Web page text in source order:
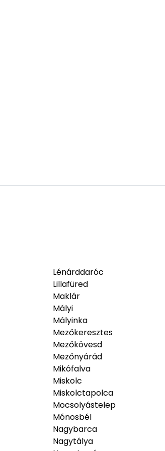
Lénárddaróc
Lillafüred
Maklár
Mályi
Mályinka
Mezőkeresztes
Mezőkövesd
Mezőnyárád
Mikófalva
Miskolc
Miskolctapolca
Mocsolyástelep
Mónosbél
Nagybarca
Nagytálya